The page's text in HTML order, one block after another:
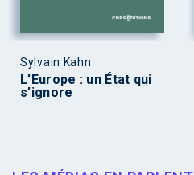
Sylvain Kahn
L’Europe : un État qui
s’ignore